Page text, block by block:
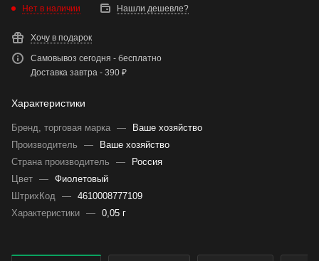
Нет в наличии Нашли дешевле?
Хочу в подарок
Самовывоз сегодня - бесплатно
Доставка завтра - 390 ₽
Характеристики
Бренд, торговая марка —
Ваше хозяйство
Производитель
—
Ваше хозяйство
Страна производитель
—
Россия
Цвет — Фиолетовый
ШтрихКод — 4610008777109
Характеристики — 0,05 г